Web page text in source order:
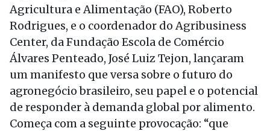
Agricultura e Alimentação (FAO), Roberto
Rodrigues, e o coordenador do Agribusiness
Center, da Fundação Escola de Comércio
Álvares Penteado, José Luiz Tejon, lançaram
um manifesto que versa sobre o futuro do
agronegócio brasileiro, seu papel e o potencial
de responder à demanda global por alimento.
Começa com a seguinte provocação: “que